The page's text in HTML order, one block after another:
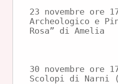
23 novembre ore
Archeologico e
Rosa” di Amelia
30 novembre ore
Scolopi di Narni